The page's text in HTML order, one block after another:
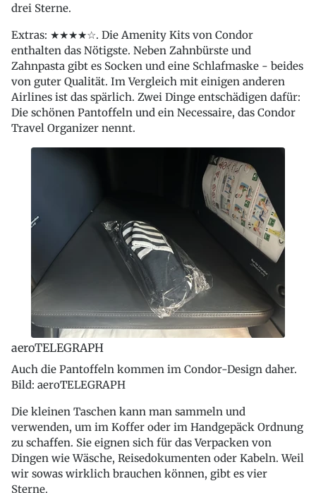
drei Sterne.
Extras: ★★★★☆. Die Amenity Kits von Condor
enthalten das Nötigste. Neben Zahnbürste und
Zahnpasta gibt es Socken und eine Schlafmaske - beides
von guter Qualität. Im Vergleich mit einigen anderen
Airlines ist das spärlich. Zwei Dinge entschädigen dafür:
Die schönen Pantoffeln und ein Necessaire, das Condor
Travel Organizer nennt.
aeroTELEGRAPH
Auch die Pantoffeln kommen im Condor-Design daher.
Bild: aeroTELEGRAPH
Die kleinen Taschen kann man sammeln und
verwenden, um im Koffer oder im Handgepäck Ordnung
zu schaffen. Sie eignen sich für das Verpacken von
Dingen wie Wäsche, Reisedokumenten oder Kabeln. Weil
wir sowas wirklich brauchen können, gibt es vier
Sterne.